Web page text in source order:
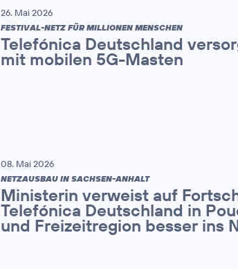
26. Mai 2026
FESTIVAL-NETZ FÜR MILLIONEN MENSCHEN
Telefónica Deutschland
mit mobilen 5G-Masten
08. Mai 2026
NETZAUSBAU IN SACHSEN-ANHALT
Ministerin verweist auf
Telefónica Deutschland in
und Freizeitregion besser ins